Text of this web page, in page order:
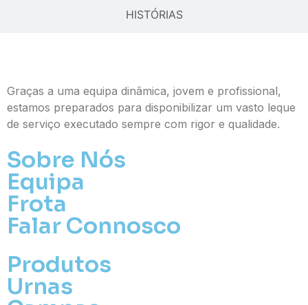
HISTÓRIAS
Graças a uma equipa dinâmica, jovem e profissional,
estamos preparados para disponibilizar um vasto leque
de serviço executado sempre com rigor e qualidade.
Sobre Nós
Equipa
Frota
Falar Connosco
Produtos
Urnas
Ramo de Flores:
Opção 5 (€45)
Opção 6 (€50)
Opção 7 (€55)
Opção 8 (€60)
Opção 9 (€65)
Palma:
Média (€100)
Grande (€115)
Pequena (€85)
Média (€100)